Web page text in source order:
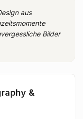
aus
Bilder
&